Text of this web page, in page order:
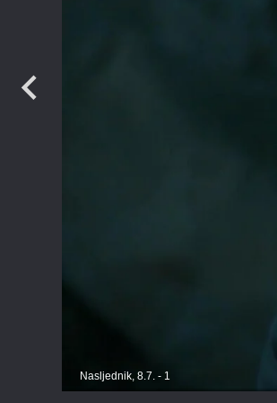
Nasljednik, 8.7. - 1